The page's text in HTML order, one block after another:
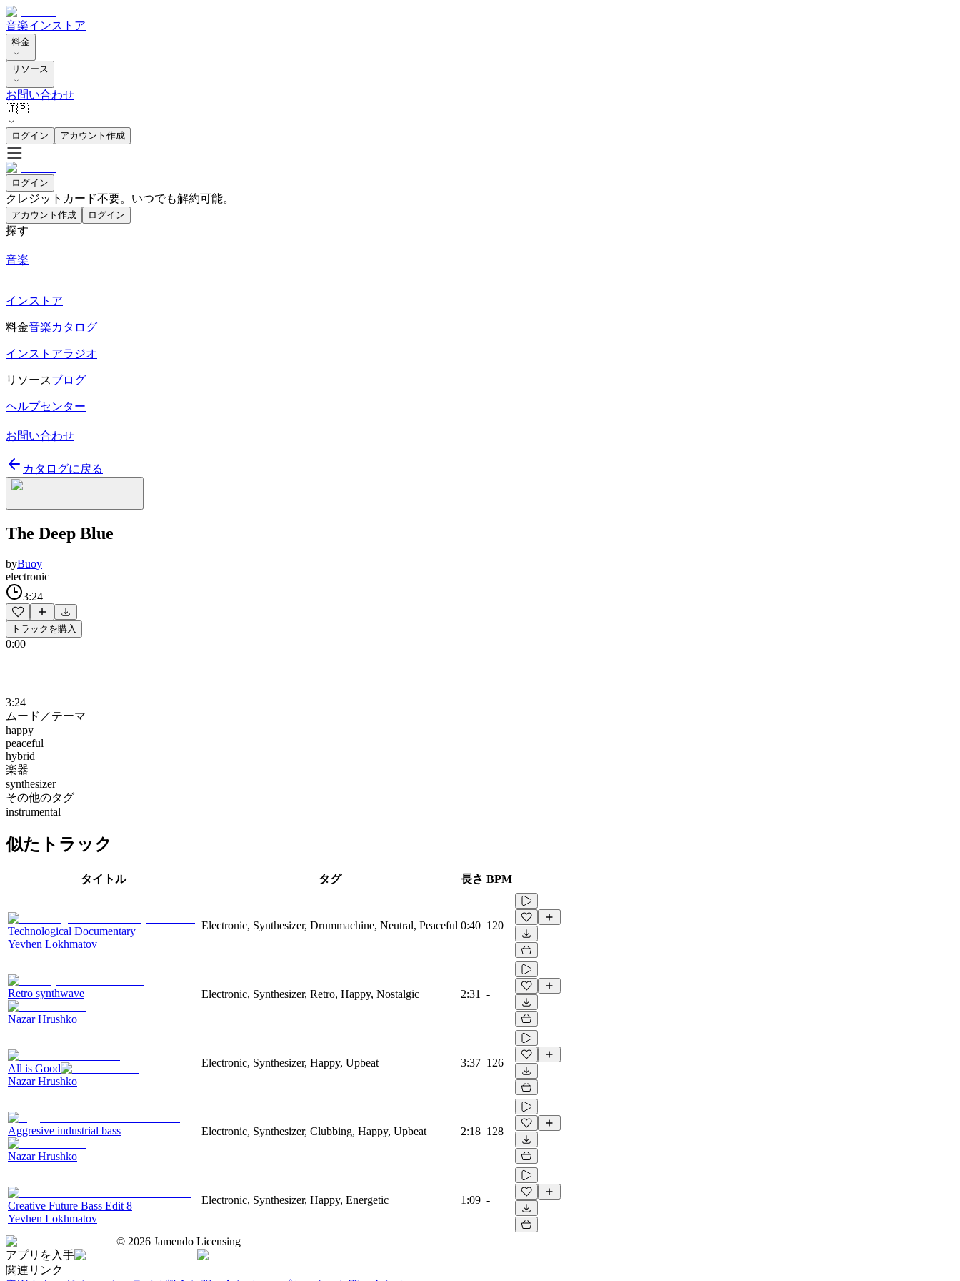
音楽インストア
料金
リソース
お問い合わせ
🇯🇵
ログイン アカウント作成
ログイン
クレジットカード不要。いつでも解約可能。
アカウント作成 ログイン
探す
音楽
インストア
料金音楽カタログ
インストアラジオ
リソースブログ
ヘルプセンター
お問い合わせ
カタログに戻る
The Deep Blue
byBuoy
electronic
3:24
トラックを購入
0:00
3:24
ムード／テーマ
happy
peaceful
hybrid
楽器
synthesizer
その他のタグ
instrumental
似たトラック
タイトル タグ 長さ BPM
Technological Documentary
Yevhen Lokhmatov
Electronic, Synthesizer, Drummachine, Neutral, Peaceful 0:40 120
Retro synthwave
Nazar Hrushko
Electronic, Synthesizer, Retro, Happy, Nostalgic 2:31 -
All is Good
Nazar Hrushko
Electronic, Synthesizer, Happy, Upbeat 3:37 126
Aggresive industrial bass
Nazar Hrushko
Electronic, Synthesizer, Clubbing, Happy, Upbeat 2:18 128
Creative Future Bass Edit 8
Yevhen Lokhmatov
Electronic, Synthesizer, Happy, Energetic 1:09 -
© 2026 Jamendo Licensing
アプリを入手
関連リンク